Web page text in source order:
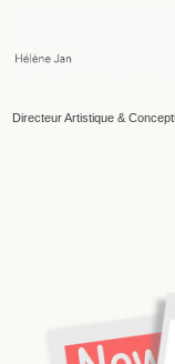
Directeur Artistique &